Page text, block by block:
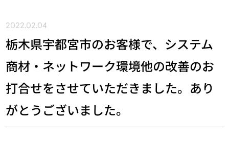
2022.02.04
栃木県宇都宮市のお客様で、システム
商材・ネットワーク環境他の改善のお
打合せをさせていただきました。あり
がとうございました。